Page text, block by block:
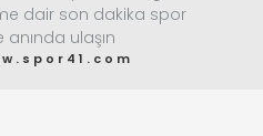
dair son dakika spor
ulaşın